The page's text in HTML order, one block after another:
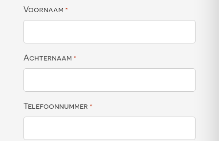
Voornaam *
Achternaam *
Telefoonnummer *